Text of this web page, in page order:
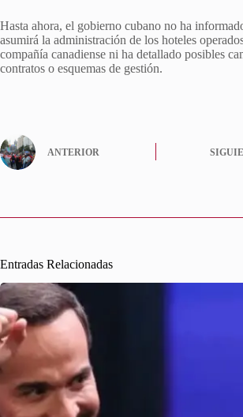
Hasta ahora, el gobierno cubano no ha
asumirá la administración de los hoteles
compañía canadiense ni ha detallado posibles
contratos o esquemas de gestión.
ANTERIOR
Entradas Relacionadas